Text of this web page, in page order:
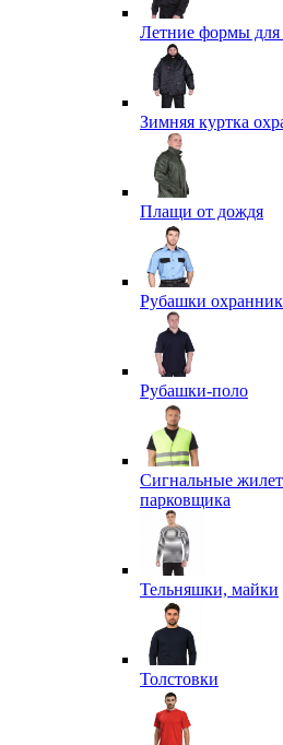
Летние формы для
Зимняя куртка
Плащи от дождя
Рубашки
Рубашки-поло
Сигнальные
парковщика
Тельняшки, майки
Толстовки